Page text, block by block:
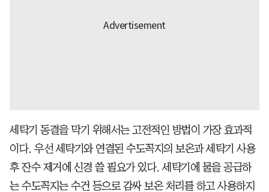
세탁기 동결을 막기 위해서는 고전적인 방법이 가장 효과적
이다. 우선 세탁기와 연결된 수도꼭지의 보온과 세탁기 사용
후 잔수 제거에 신경 쓸 필요가 있다. 세탁기에 물을 공급하
는 수도꼭지는 수건 등으로 감싸 보온 처리를 하고 사용하지